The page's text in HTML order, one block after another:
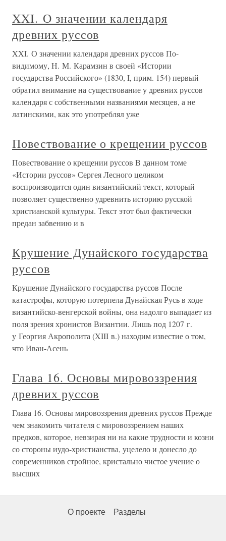
XXI. О значении календаря
древних руссов
XXI. О значении календаря древних руссов По-
видимому, Н. М. Карамзин в своей «Истории
государства Российского» (1830, I, прим. 154) первый
обратил внимание на существование у древних руссов
календаря с собственными названиями месяцев, а не
латинскими, как это употреблял уже
Повествование о крещении руссов
Повествование о крещении руссов В данном томе
«Истории руссов» Сергея Лесного целиком
воспроизводится один византийский текст, который
позволяет существенно удревнить историю русской
христианской культуры. Текст этот был фактически
предан забвению и в
Крушение Дунайского государства
руссов
Крушение Дунайского государства руссов После
катастрофы, которую потерпела Дунайская Русь в ходе
византийско-венгерской войны, она надолго выпадает из
поля зрения хронистов Византии. Лишь под 1207 г.
у Георгия Акрополита (XIII в.) находим известие о том,
что Иван-Асень
Глава 16. Основы мировоззрения
древних руссов
Глава 16. Основы мировоззрения древних руссов Прежде
чем знакомить читателя с мировоззрением наших
предков, которое, невзирая ни на какие трудности и козни
со стороны иудо-христианства, уцелело и донесло до
современников стройное, кристально чистое учение о
высших
О проекте Разделы